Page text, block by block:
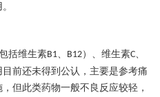
括维生素B1、 B12）、维生素C、
前还未得到公认，主要是参考痛
但此类药物一般不良反应较轻，